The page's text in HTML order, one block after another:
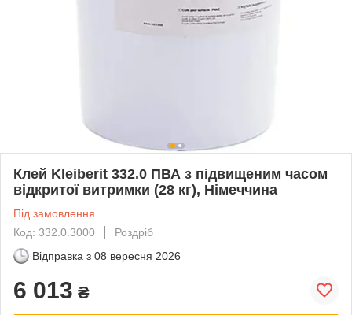
Клей Kleiberit 332.0 ПВА з підвищеним часом
відкритої витримки (28 кг), Німеччина
Під замовлення
Код: 332.0.3000
Роздріб
Відправка з 08 вересня 2026
6 013 ₴